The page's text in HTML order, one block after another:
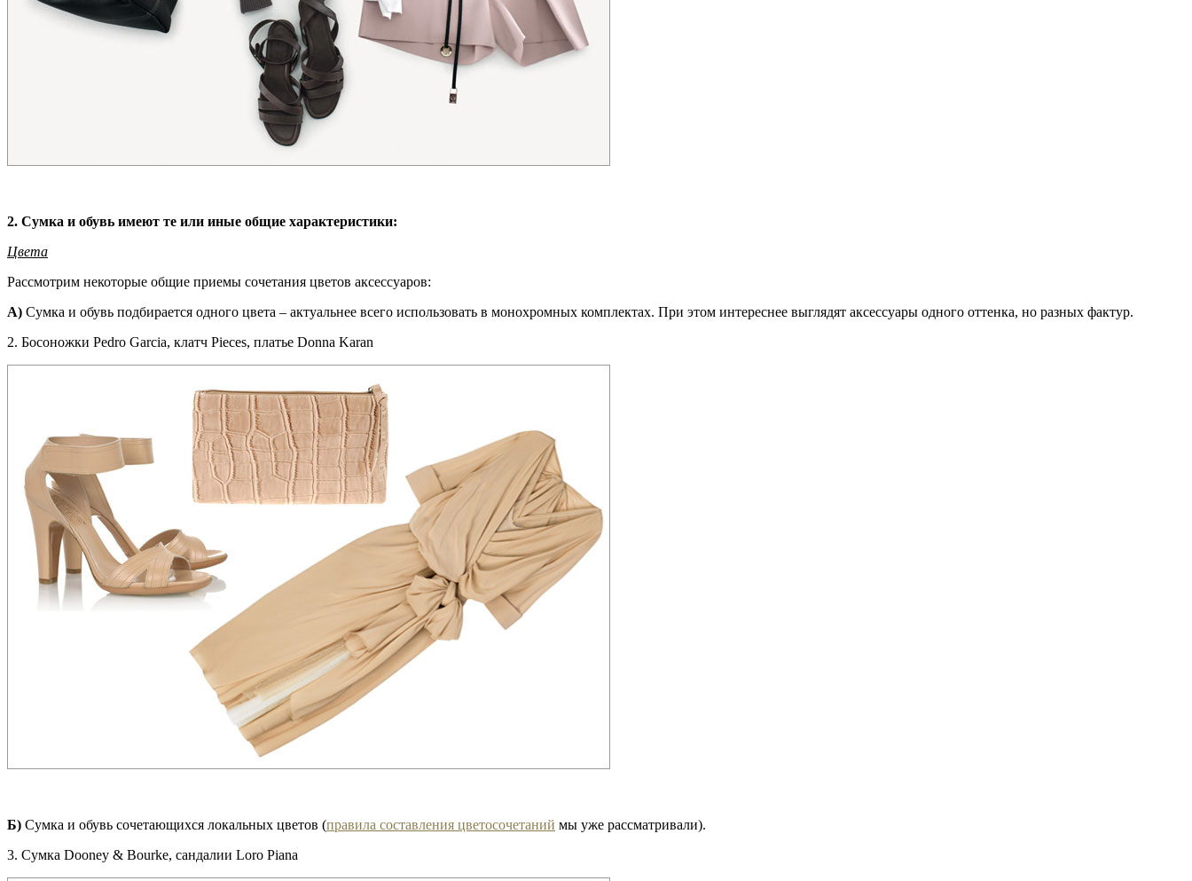
2. Сумка и обувь имеют те или иные общие характеристики:
Цвета
Рассмотрим некоторые общие приемы сочетания цветов аксессуаров:
А) Сумка и обувь подбирается одного цвета – актуальнее всего использовать в монохромных комплектах. При этом интереснее выглядят аксессуары одного оттенка, но разных фактур.
2. Босоножки Pedro Garcia, клатч Pieces, платье Donna Karan
Б) Сумка и обувь сочетающихся локальных цветов (правила составления цветосочетаний мы уже рассматривали).
3. Сумка Dooney & Bourke, сандалии Loro Piana